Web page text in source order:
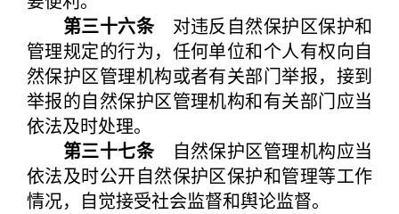
第三十六条对违反自然保护区保护和
管理规定的行为，任何单位和个人有权向自
然保护区管理机构或者有关部门举报，接到
举报的自然保护区管理机构和有关部门应当
依法及时处理。
第三十七条自然保护区管理机构应当
依法及时公开自然保护区保护和管理等工作
情况，自觉接受社会监督和舆论监督。